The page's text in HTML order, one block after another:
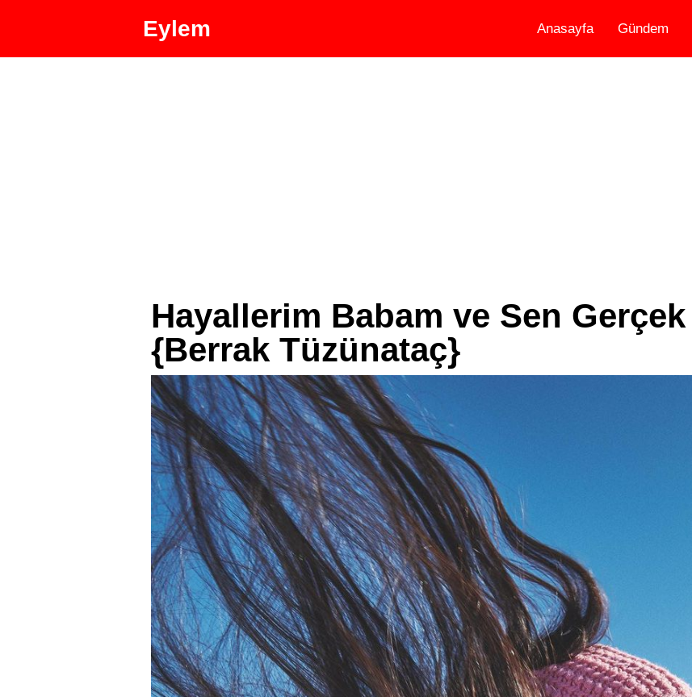
Eylem Anasayfa Gündem
Hayallerim Babam ve Sen Gerçek
{Berrak Tüzünataç}